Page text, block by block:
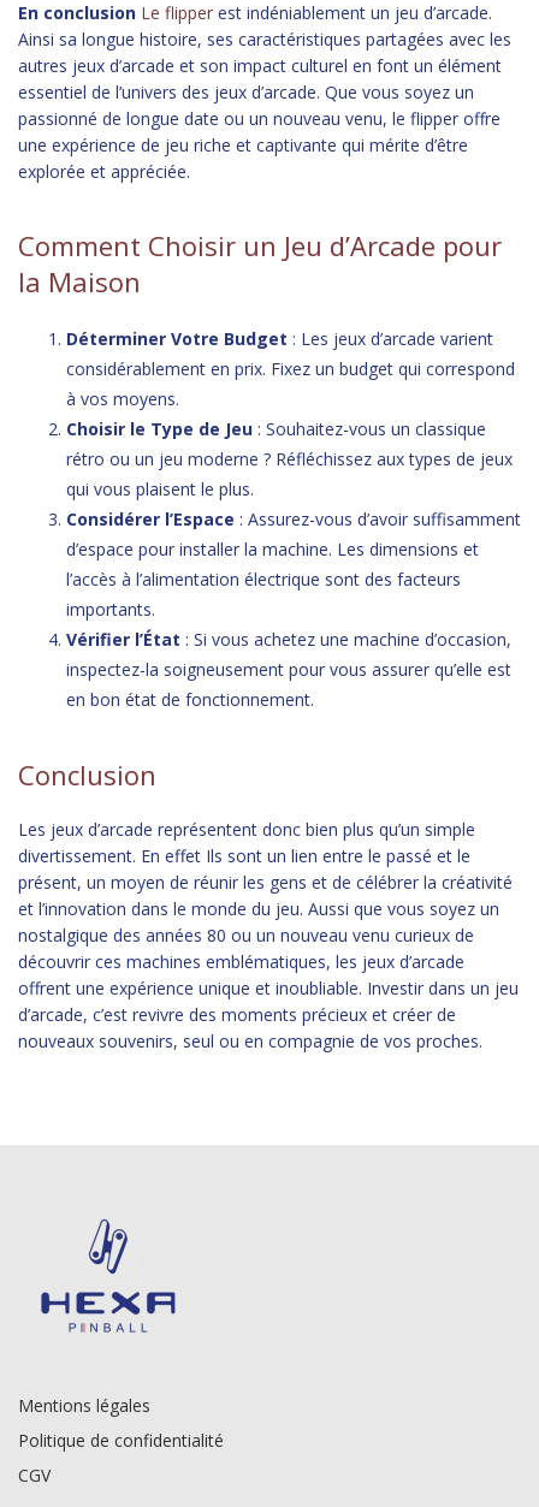
En conclusion Le flipper est indéniablement un jeu d’arcade.
Ainsi sa longue histoire, ses caractéristiques partagées avec les
autres jeux d’arcade et son impact culturel en font un élément
essentiel de l’univers des jeux d’arcade. Que vous soyez un
passionné de longue date ou un nouveau venu, le flipper offre
une expérience de jeu riche et captivante qui mérite d’être
explorée et appréciée.
Comment Choisir un Jeu d’Arcade pour
la Maison
Déterminer Votre Budget : Les jeux d’arcade varient
considérablement en prix. Fixez un budget qui correspond
à vos moyens.
Choisir le Type de Jeu : Souhaitez-vous un classique
rétro ou un jeu moderne ? Réfléchissez aux types de jeux
qui vous plaisent le plus.
Considérer l’Espace : Assurez-vous d’avoir suffisamment
d’espace pour installer la machine. Les dimensions et
l’accès à l’alimentation électrique sont des facteurs
importants.
Vérifier l’État : Si vous achetez une machine d’occasion,
inspectez-la soigneusement pour vous assurer qu’elle est
en bon état de fonctionnement.
Conclusion
Les jeux d’arcade représentent donc bien plus qu’un simple
divertissement. En effet Ils sont un lien entre le passé et le
présent, un moyen de réunir les gens et de célébrer la créativité
et l’innovation dans le monde du jeu. Aussi que vous soyez un
nostalgique des années 80 ou un nouveau venu curieux de
découvrir ces machines emblématiques, les jeux d’arcade
offrent une expérience unique et inoubliable. Investir dans un jeu
d’arcade, c’est revivre des moments précieux et créer de
nouveaux souvenirs, seul ou en compagnie de vos proches.
Mentions légales
Politique de confidentialité
CGV